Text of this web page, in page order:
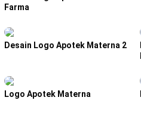
Farma
Desain Logo Apotek Materna 2
Logo Apotek Materna